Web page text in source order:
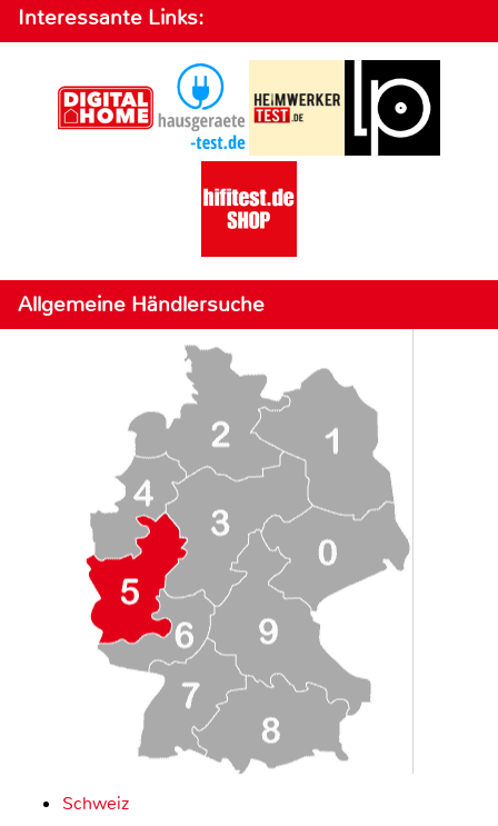
Interessante Links:
Allgemeine Händlersuche
Schweiz